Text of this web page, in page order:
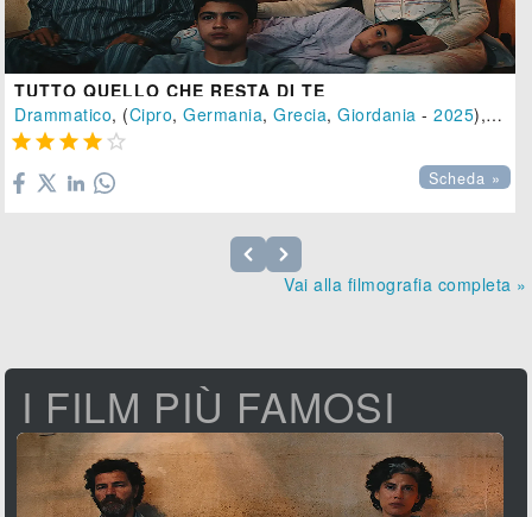
TUTTO QUELLO CHE RESTA DI TE
Drammatico, (Cipro,Germania,Grecia,Giordania -2025), 145 min.
    
Scheda »
Vai alla filmografia completa »
I FILM PIÙ FAMOSI